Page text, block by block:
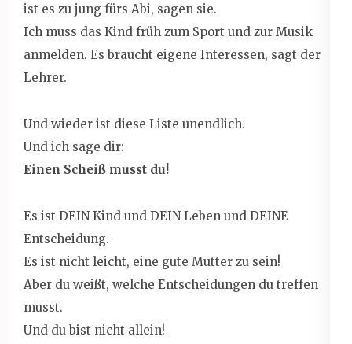
ist es zu jung fürs Abi, sagen sie.
Ich muss das Kind früh zum Sport und zur Musik
anmelden. Es braucht eigene Interessen, sagt der
Lehrer.
Und wieder ist diese Liste unendlich.
Und ich sage dir:
Einen Scheiß musst du!
Es ist DEIN Kind und DEIN Leben und DEINE
Entscheidung.
Es ist nicht leicht, eine gute Mutter zu sein!
Aber du weißt, welche Entscheidungen du treffen
musst.
Und du bist nicht allein!